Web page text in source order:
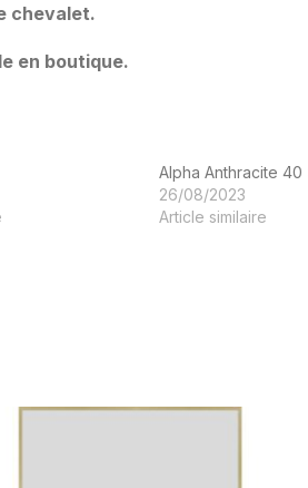
chevalet.
en boutique.
Alpha Anthracite 40
26/08/2023
Article similaire